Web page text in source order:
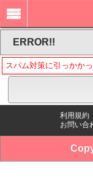
ERROR!!
スパム対策に引っかかっ
利用規約
お問い合